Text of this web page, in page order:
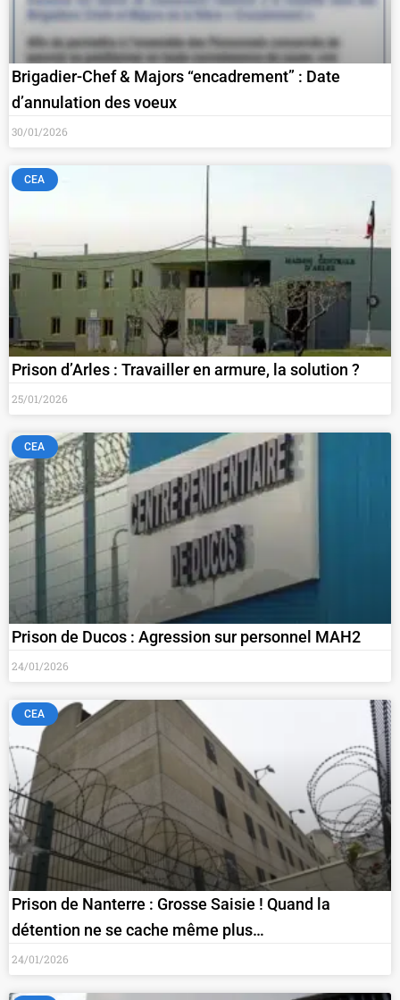
Brigadier-Chef & Majors “encadrement” : Date
d’annulation des voeux
30/01/2026
CEA
Prison d’Arles : Travailler en armure, la solution ?
25/01/2026
CEA
Prison de Ducos : Agression sur personnel MAH2
24/01/2026
CEA
Prison de Nanterre : Grosse Saisie ! Quand la
détention ne se cache même plus…
24/01/2026